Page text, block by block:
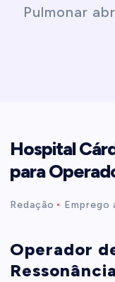
Pulmonar
Hospital
para
Redação Emprego
Operador